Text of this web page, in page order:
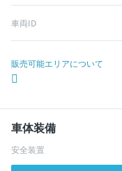
車両ID
販売可能エリアについて
車体装備
安全装置